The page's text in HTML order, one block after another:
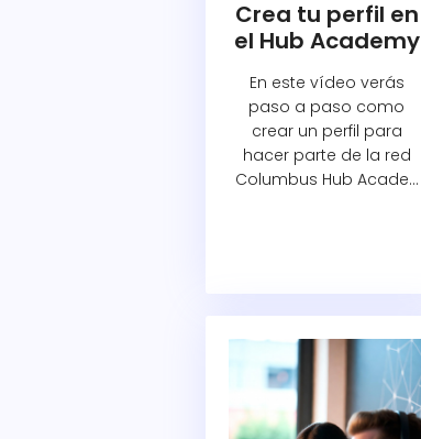
Crea tu perfil en
el Hub Academy
En este vídeo verás
paso a paso como
crear un perfil para
hacer parte de la red
Columbus Hub Acade...